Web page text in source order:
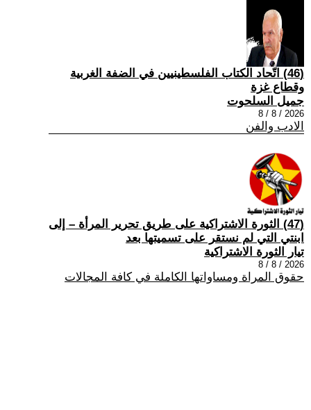
(46) اتّحاد الكتاب الفلسطينيين في الضفة الغربية
وقطاع غزة
جميل السلحوت
2026 / 8 / 8
الادب والفن
(47) الثورة الاشتراكية على طريق تحرير المرأة – إلى
ابنتي التي لم نستقر على تسميتها بعد
تيار الثورة الاشتراكية
2026 / 8 / 8
حقوق المراة ومساواتها الكاملة في كافة المجالات